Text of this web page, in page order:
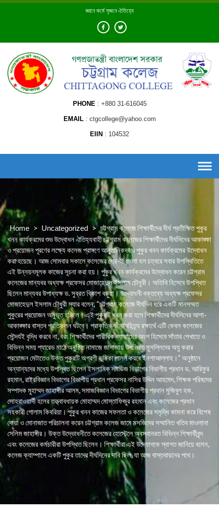
Skip
জ্ঞানে কর্মে সৃজনে ঐতিহ্যে
PHONE +880 31-616045
EMAIL ctgcollege@yahoo.com
EIIN 104532
Home > Uncategorized > চট্টগ্রাম কলেজে শিক্ষার্থীদের দীর্ঘ প্রতীক্ষিত পুকুর
খনন কার্যক্রমের শুভ উদ্বোধন ঐতিহ্যবাহী চট্টগ্রাম কলেজের শিক্ষার্থীদের দীর্ঘদিনের আকাঙ্ক্ষা
ও প্রয়োজন পূরণের লক্ষ্যে কলেজ প্রাঙ্গণে আনুষ্ঠানিকভাবে পুকুর খনন কার্যক্রমের উদ্বোধন
করা হয়েছে। আজ সোমবার সকালে কলেজের শের-ই বাংলা হল চত্বরে সবার উপস্থিতিতে
এই উন্নয়নমূলক কাজের সূচনা করা হয়। পুকুর খনন কার্যক্রমের উদ্বোধন করেন চট্টগ্রাম
কলেজের মান্যবর অধ্যক্ষ প্রফেসর মোজাহেদুল ইসলাম চৌধুরী। অতিথি হিসেবে উপস্থিত
ছিলেন মান্যবর উপাধ্যক্ষ ড. সুব্রত বিকাশ বড়ুয়া। উদ্বোধনী বক্তব্যে অধ্যক্ষ প্রফেসর
মোজাহেদুল ইসলাম চৌধুরী স্যার বলেন, “চট্টগ্রাম কলেজে দীর্ঘদিন ধরে একটি মানসম্মত
পুকুরের প্রয়োজন অনুভূত হচ্ছিল। এই পুকুরটি খনন করা হলে শিক্ষার্থীদের দীর্ঘদিনের আশা-
আকাঙ্ক্ষার বাস্তব প্রতিফলন ঘটবে। প্রাকৃতিক জীববৈচিত্র্য রক্ষার্থে এটি কেবল কলেজের
সৌন্দর্যই বৃদ্ধি করবে না, বরং শিক্ষার্থীদের শারীরিক ব্যায়ামের অংশ হিসেবে সাঁতার শেখাতে ও
বিভিন্ন সময় প্যারেড মাঠে অনুষ্ঠিত নামাজে জানাজায় উপস্থিত মুসল্লিদের অযু করার
প্রয়োজন মেটাতেও উক্ত পুকুরটি অগ্রণী ভূমিকা পালন করবে ইনশাআল্লাহ।” অনুষ্ঠানে
অন্যান্যদের মধ্যে উপস্থিত ছিলেন ইসলামিক স্টাডিজ বিভাগের বিভাগীয় প্রধান ড. আরিফুর
রহমান, রাষ্ট্রবিজ্ঞান বিভাগের বিভাগীয় প্রধান প্রফেসর নাসির উদ্দিন আহমেদ, শিক্ষক পরিষদের
সম্পাদক মুহাম্মদ জাহাঙ্গীর আলম, সমাজবিজ্ঞান বিভাগের বিভাগীয় প্রধান মুজিবুল হক,
সোহরাওয়ার্দী হলের তত্ত্বাবধায়ক মোহাম্মদ মোস্তাফিজুর রহমান এবং কলেজের প্রধান
সহকারী গোলাম কিবরিয়া। পুকুর খনন কাজের সফলতা ও কলেজের সমৃদ্ধি কামনা করে বিশেষ
দোয়া ও মোনাজাত পরিচালনা করেন চট্টগ্রাম কলেজ জামে মসজিদের সম্মানিত খতিব মাওলানা
সেলিম জাহাঙ্গীর। উক্ত উদ্ভোধনীতে কলেজের হোস্টেলে অবস্থানরত বিভিন্ন শিক্ষার্থীবৃন্দ
এবং কলেজের কর্মচারীরা উপস্থিত ছিলেন। শিক্ষার্থীরা এই উদ্যোগকে স্বাগত জানিয়ে বলেন,
কলেজ ক্যাম্পাসে একটি পুকুর তাদের দীর্ঘদিনের দাবি ছিল, যা আজ বাস্তবায়নের পথে।